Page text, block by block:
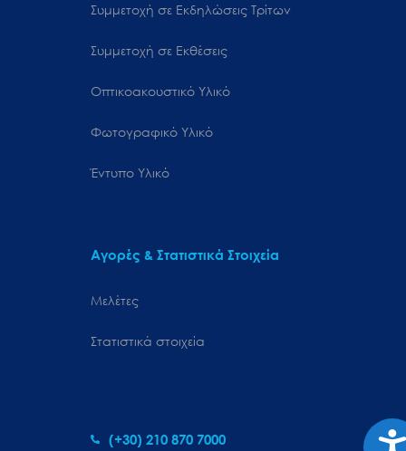
Συμμετοχή σε Εκδηλώσεις Τρίτων
Συμμετοχή σε Εκθέσεις
Οπτικοακουστικό Υλικό
Φωτογραφικό Υλικό
Έντυπο Υλικό
Αγορές & Στατιστικά Στοιχεία
Μελέτες
Στατιστικά στοιχεία
(+30) 210 870 7000